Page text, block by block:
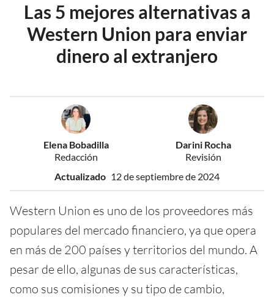
Las 5 mejores alternativas a
Western Union para enviar
dinero al extranjero
Elena Bobadilla
Redacción
Darini Rocha
Revisión
Actualizado 12 de septiembre de 2024
Western Union es uno de los proveedores más
populares del mercado financiero, ya que opera
en más de 200 países y territorios del mundo. A
pesar de ello, algunas de sus características,
como sus comisiones y su tipo de cambio,